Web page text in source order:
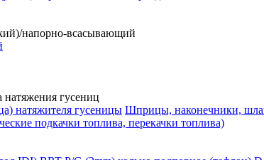
напорно-всасывающий
гусениц
натяжителя гусеницы Шприцы, наконечники,
подкачки топлива, перекачки топлива)